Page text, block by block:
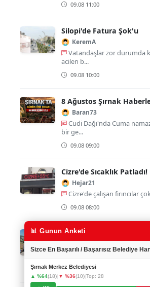
09.08 11:00
Silopi'de Fatura Şok'u
KeremA
Vatandaşlar zor durumda
acilen b...
09.08 10:00
8 Ağustos Şırnak
Baran73
Cudi Dağı'nda Cuma
bir ge...
09.08 09:00
Cizre'de Sıcaklık Patladı!
Hejar21
Cizre'de çalışan fırıncılar
09.08 08:00
Şırnak Üniversitesi'nde
Yeni rektörün kim olacağı
09.08 07:00
📊 Gunun Anketi
Sizce En Başarılı / Başarısız Belediye
Şırnak Merkez Belediyesi
▲ %64(18)| ▼ %36(10)|Top: 28